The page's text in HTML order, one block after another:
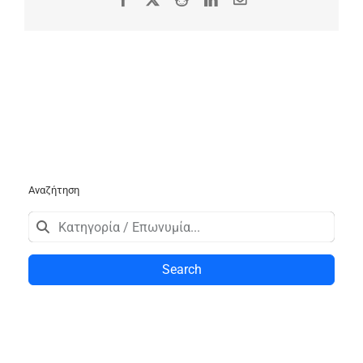
Αναζήτηση
Search